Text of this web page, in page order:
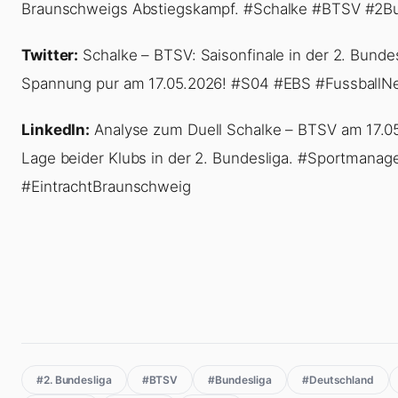
Braunschweigs Abstiegskampf. #Schalke #BTSV
Twitter: Schalke – BTSV: Saisonfinale in der 2.
Spannung pur am 17.05.2026! #S04 #EBS
LinkedIn: Analyse zum Duell Schalke – BTSV am
Lage beider Klubs in der 2. Bundesliga.
#EintrachtBraunschweig
#2. Bundesliga #BTSV #Bundesliga #Deutschland